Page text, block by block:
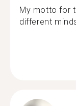
My motto for
different